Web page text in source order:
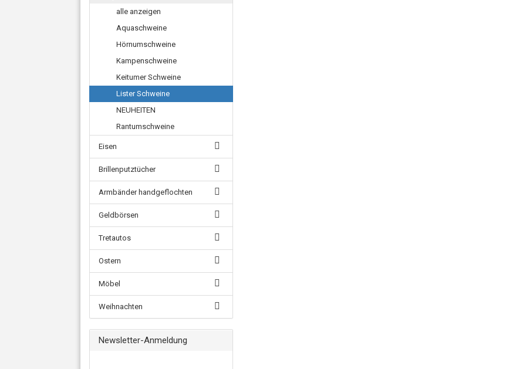
alle anzeigen
Aquaschweine
Hörnumschweine
Kampenschweine
Keitumer Schweine
Lister Schweine
NEUHEITEN
Rantumschweine
Eisen
Brillenputztücher
Armbänder handgeflochten
Geldbörsen
Tretautos
Ostern
Möbel
Weihnachten
Newsletter-Anmeldung